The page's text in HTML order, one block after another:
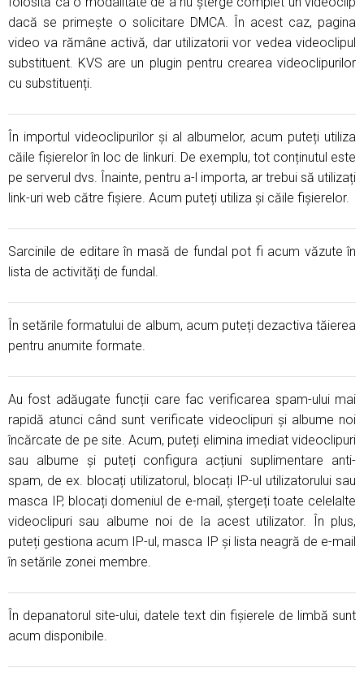
dacă se primește o solicitare DMCA. În acest caz, pagina
video va rămâne activă, dar utilizatorii vor vedea videoclipul
substituent. KVS are un plugin pentru crearea videoclipurilor
cu substituenți.
În importul videoclipurilor și al albumelor, acum puteți utiliza
căile fișierelor în loc de linkuri. De exemplu, tot conținutul este
pe serverul dvs. Înainte, pentru a-l importa, ar trebui să utilizați
link-uri web către fișiere. Acum puteți utiliza și căile fișierelor.
Sarcinile de editare în masă de fundal pot fi acum văzute în
lista de activități de fundal.
În setările formatului de album, acum puteți dezactiva tăierea
pentru anumite formate.
Au fost adăugate funcții care fac verificarea spam-ului mai
rapidă atunci când sunt verificate videoclipuri și albume noi
încărcate de pe site. Acum, puteți elimina imediat videoclipuri
sau albume și puteți configura acțiuni suplimentare anti-
spam, de ex. blocați utilizatorul, blocați IP-ul utilizatorului sau
masca IP, blocați domeniul de e-mail, ștergeți toate celelalte
videoclipuri sau albume noi de la acest utilizator. În plus,
puteți gestiona acum IP-ul, masca IP și lista neagră de e-mail
în setările zonei membre.
În depanatorul site-ului, datele text din fișierele de limbă sunt
acum disponibile.